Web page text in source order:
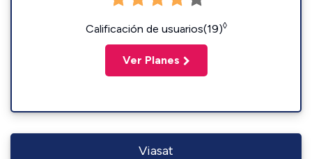
Calificación de usuarios(19)◊
Ver Planes
Viasat